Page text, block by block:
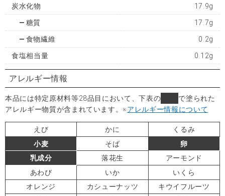
炭水化物 17.9g
糖質 17.7g
食物繊維 0.2g
食塩相当量 0.12g
アレルギー情報
本品には特定原材料等28品目において、下表の
で塗られた
アレルギー物質が含まれています。※アレルギー情報について
えび かに
くるみ
小麦
そば
卵
乳成分
落花生
アーモンド
あわび
いか
いくら
オレンジ
カシューナッツ
キウイフルーツ